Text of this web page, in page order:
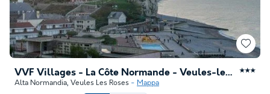
VVF Villages - La Côte Normande - Veules-les-Roses ★★★
Alta Normandia, Veules Les Roses Mappa